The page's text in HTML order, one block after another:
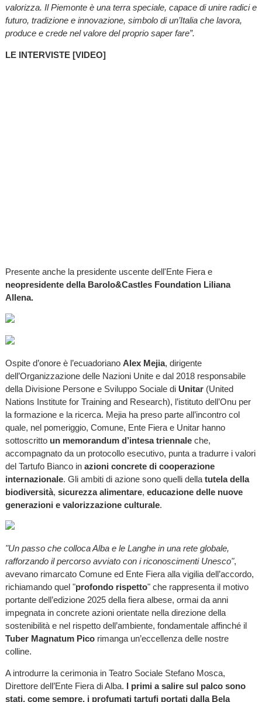
valorizza. Il Piemonte è una terra speciale, capace di unire radici e
futuro, tradizione e innovazione, simbolo di un’Italia che lavora,
produce e crede nel valore del proprio saper fare”.
LE INTERVISTE [VIDEO]
Presente anche la presidente uscente dell'Ente Fiera e
neopresidente della Barolo&Castles Foundation Liliana
Allena.
Ospite d’onore è l’ecuadoriano Alex Mejia, dirigente
dell’Organizzazione delle Nazioni Unite e dal 2018 responsabile
della Divisione Persone e Sviluppo Sociale di Unitar (United
Nations Institute for Training and Research), l’istituto dell’Onu per
la formazione e la ricerca. Mejia ha preso parte all’incontro col
quale, nel pomeriggio, Comune, Ente Fiera e Unitar hanno
sottoscritto un memorandum d’intesa triennaleche,
accompagnato da un protocollo esecutivo, punta a tradurre i valori
del Tartufo Bianco in azioni concrete di cooperazione
internazionale. Gli ambiti di azione sono quelli della tutela della
biodiversità, sicurezza alimentare, educazione delle nuove
generazioni e valorizzazione culturale.
"Un passo che colloca Alba e le Langhe in una rete globale,
rafforzando il percorso avviato con i riconoscimenti Unesco",
avevano rimarcato Comune ed Ente Fiera alla vigilia dell’accordo,
richiamando quel "profondo rispetto" che rappresenta il motivo
portante dell’edizione 2025 della fiera albese, ormai da anni
impegnata in concrete azioni orientate nella direzione della
sostenibilità e nel rispetto dell’ambiente, fondamentale affinché il
Tuber Magnatum Pico rimanga un’eccellenza delle nostre
colline.
A introdurre la cerimonia in Teatro Sociale Stefano Mosca,
Direttore dell’Ente Fiera di Alba. I primi a salire sul palco sono
stati, come sempre, i profumati tartufi portati dalla Bela